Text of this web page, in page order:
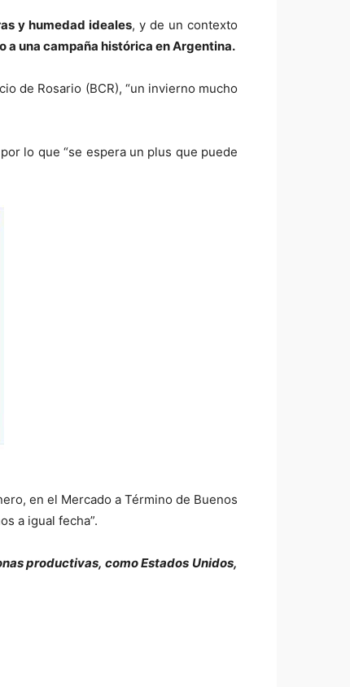
y humedad ideales, y de un contexto
a una campaña histórica en Argentina.
de Rosario (BCR), “un invierno mucho
lo que “se espera un plus que puede
en el Mercado a Término de Buenos
a igual fecha”.
productivas, como Estados Unidos,